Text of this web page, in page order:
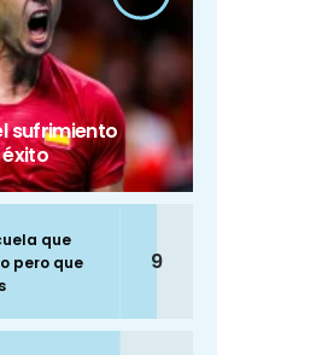
sufrimiento
que
pero que
9